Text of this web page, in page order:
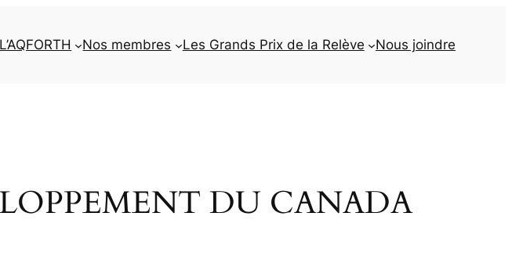
L’AQFORTH Nos membres Les Grands Prix de la Relève Nous joindre
DU CANADA